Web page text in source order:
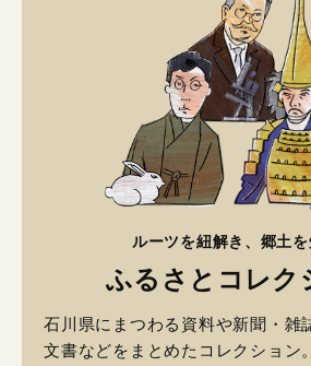
ルーツを紐解き、郷土を
ふるさとコレク
石川県にまつわる資料や新聞・雑
文書などをまとめたコレクション